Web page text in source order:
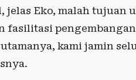
Eko, malah tujuan
fasilitasi
kami jamin